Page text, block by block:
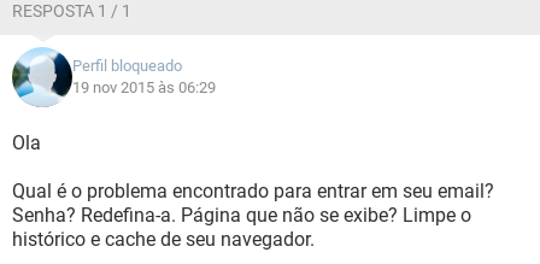
RESPOSTA 1 / 1
Perfil bloqueado
19 nov 2015 às 06:29
Ola
Qual é o problema encontrado para entrar em seu email?
Senha? Redefina-a. Página que não se exibe? Limpe o
histórico e cache de seu navegador.